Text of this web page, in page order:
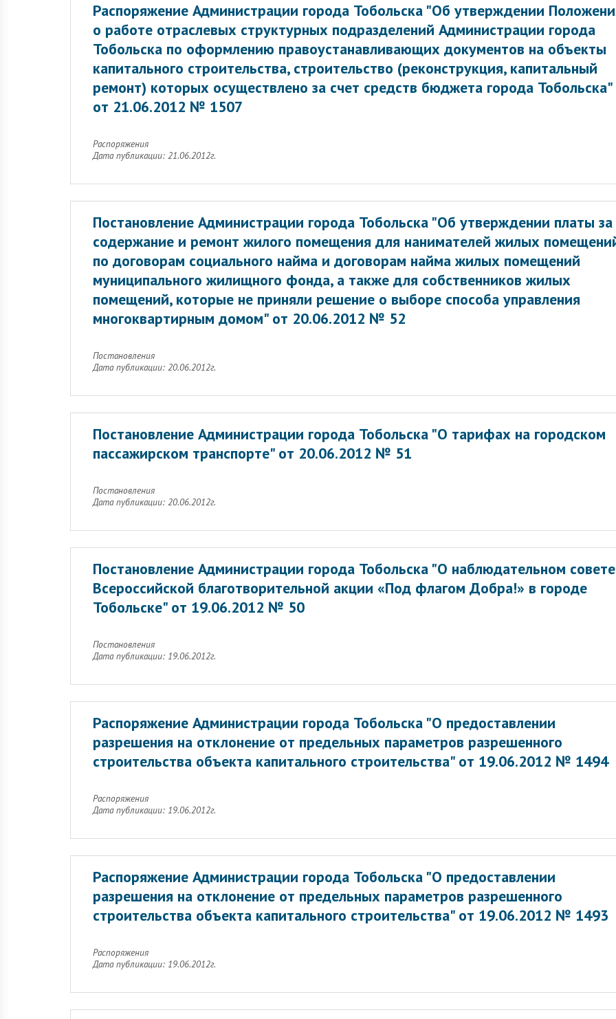
Распоряжение Администрации города Тобольска "Об утверждении
о работе отраслевых структурных подразделений Администрации города
Тобольска по оформлению правоустанавливающих документов на объекты
капитального строительства, строительство (реконструкция, капитальный
ремонт) которых осуществлено за счет средств бюджета города Тобольска"
от 21.06.2012 № 1507
Распоряжения
Дата публикации: 21.06.2012г.
Постановление Администрации города Тобольска "Об утверждении платы за
содержание и ремонт жилого помещения для нанимателей жилых
по договорам социального найма и договорам найма жилых помещений
муниципального жилищного фонда, а также для собственников жилых
помещений, которые не приняли решение о выборе способа управления
многоквартирным домом" от 20.06.2012 № 52
Постановления
Дата публикации: 20.06.2012г.
Постановление Администрации города Тобольска "О тарифах на городском
пассажирском транспорте" от 20.06.2012 № 51
Постановления
Дата публикации: 20.06.2012г.
Постановление Администрации города Тобольска "О наблюдательном совете
Всероссийской благотворительной акции «Под флагом Добра!» в городе
Тобольске" от 19.06.2012 № 50
Постановления
Дата публикации: 19.06.2012г.
Распоряжение Администрации города Тобольска "О предоставлении
разрешения на отклонение от предельных параметров разрешенного
строительства объекта капитального строительства" от 19.06.2012 № 1494
Распоряжения
Дата публикации: 19.06.2012г.
Распоряжение Администрации города Тобольска "О предоставлении
разрешения на отклонение от предельных параметров разрешенного
строительства объекта капитального строительства" от 19.06.2012 № 1493
Распоряжения
Дата публикации: 19.06.2012г.